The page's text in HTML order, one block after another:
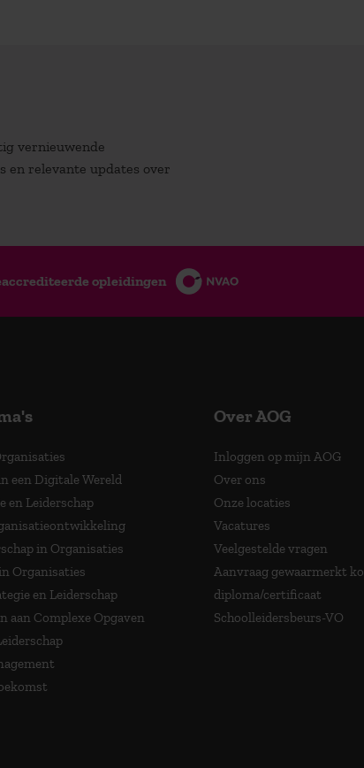
vernieuwende
en relevante updates over
opleidingen
een Digitale Wereld
en Leiderschap
in Organisaties
Organisaties
en Leiderschap
aan Complexe Opgaven
Over AOG
Inloggen op mijn AOG
Over ons
Onze locaties
Vacatures
Veelgestelde vragen
Aanvraag gewaarmerkt
diploma/certificaat
Schoolleidersbeurs-VO